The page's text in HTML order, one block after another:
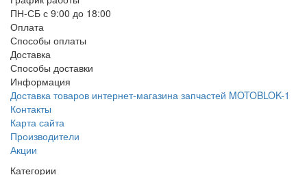
ПН-СБ с 9:00 до 18:00
Оплата
Способы оплаты
Доставка
Способы доставки
Информация
Доставка товаров интернет-магазина запчастей MOTOBLOK-1
Контакты
Карта сайта
Производители
Акции
Категории